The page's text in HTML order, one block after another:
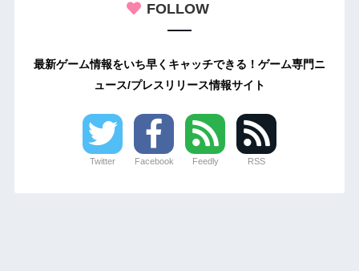
FOLLOW
最新ゲーム情報をいち早くキャッチできる！ゲーム専門ニ
ュース/プレスリリース情報サイト
Twitter Facebook Feedly RSS